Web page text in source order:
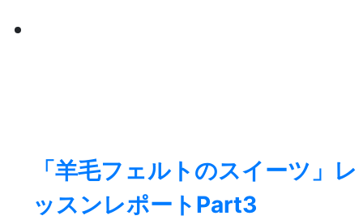
「羊毛フェルトのスイーツ」レ
ッスンレポートPart3